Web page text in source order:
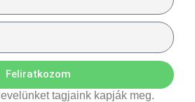
Feliratkozom
tagjaink kapják meg.